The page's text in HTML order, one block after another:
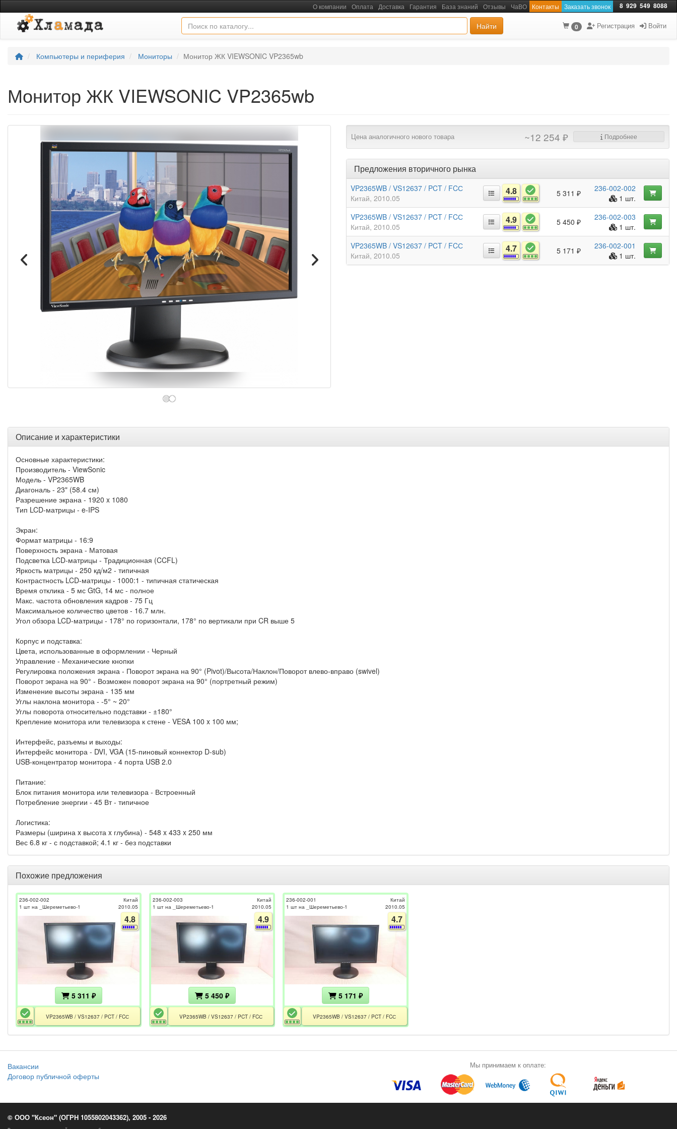
О компании Оплата Доставка Гарантия База знаний Отзывы ЧаВО Контакты Заказать звонок 8 929 549 8088
Найти 0 Регистрация Войти
Компьютеры и периферия Мониторы Монитор ЖК VIEWSONIC VP2365wb
Монитор ЖК VIEWSONIC VP2365wb
Цена аналогичного нового товара ~12 254 ₽ Подробнее
Предложения вторичного рынка
VP2365WB / VS12637 / PCT / FCС
Китай 2010.05
4.8 5 311 ₽
236-002-002
1 шт.
VP2365WB / VS12637 / PCT / FCС
Китай 2010.05
4.9 5 450 ₽
236-002-003
1 шт.
VP2365WB / VS12637 / PCT / FCС
Китай 2010.05
4.7 5 171 ₽
236-002-001
1 шт.
Описание и характеристики
Основные характеристики:
Производитель - ViewSonic
Модель - VP2365WB
Диагональ - 23" (58.4 см)
Разрешение экрана - 1920 x 1080
Тип LCD-матрицы - e-IPS
Экран:
Формат матрицы - 16:9
Поверхность экрана - Матовая
Подсветка LCD-матрицы - Традиционная (CCFL)
Яркость матрицы - 250 кд/м2 - типичная
Контрастность LCD-матрицы - 1000:1 - типичная статическая
Время отклика - 5 мс GtG, 14 мс - полное
Макс. частота обновления кадров - 75 Гц
Максимальное количество цветов - 16.7 млн.
Угол обзора LCD-матрицы - 178° по горизонтали, 178° по вертикали при CR выше 5
Корпус и подставка:
Цвета, использованные в оформлении - Черный
Управление - Механические кнопки
Регулировка положения экрана - Поворот экрана на 90° (Pivot)/Высота/Наклон/Поворот влево-вправо (swivel)
Поворот экрана на 90° - Возможен поворот экрана на 90° (портретный режим)
Изменение высоты экрана - 135 мм
Углы наклона монитора - -5° ~ 20°
Углы поворота относительно подставки - ±180°
Крепление монитора или телевизора к стене - VESA 100 x 100 мм;
Интерфейс, разъемы и выходы:
Интерфейс монитора - DVI, VGA (15-пиновый коннектор D-sub)
USB-концентратор монитора - 4 порта USB 2.0
Питание:
Блок питания монитора или телевизора - Встроенный
Потребление энергии - 45 Вт - типичное
Логистика:
Размеры (ширина x высота x глубина) - 548 x 433 x 250 мм
Вес 6.8 кг - с подставкой; 4.1 кг - без подставки
Похожие предложения
236-002-002
1 шт на _Шереметьево-1
Китай
2010.05
4.8
5 311 ₽
VP2365WB / VS12637 / PCT / FCС
236-002-003
1 шт на _Шереметьево-1
Китай
2010.05
4.9
5 450 ₽
VP2365WB / VS12637 / PCT / FCС
236-002-001
1 шт на _Шереметьево-1
Китай
2010.05
4.7
5 171 ₽
VP2365WB / VS12637 / PCT / FCС
Вакансии
Договор публичной оферты
Мы принимаем к оплате:
© ООО "Ксеон" (ОГРН 1055802043362), 2005 - 2026